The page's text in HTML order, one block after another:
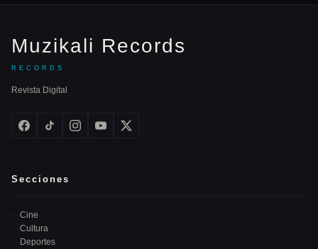
Muzikali Records
RECORDS
Revista Digital
Secciones
Cine
Cultura
Deportes